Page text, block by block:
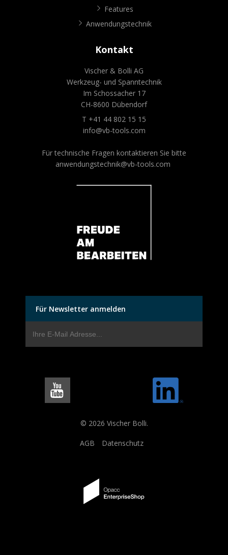
Features
Anwendungstechnik
Kontakt
Vischer & Bolli AG
Werkzeug- und Spanntechnik
Im Schossacher 17
CH-8600 Dübendorf
T +41 44 802 15 15
info@vb-tools.com
Für technische Fragen kontaktieren Sie bitte
anwendungstechnik@vb-tools.com
Für Newsletter anmelden
© 2026 Vischer Bolli.
AGB Datenschutz